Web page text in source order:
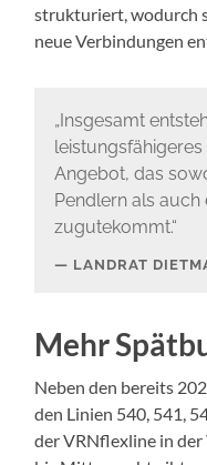
strukturiert, wodurch
neue Verbindungen
„Insgesamt
Angebot, das
Pendlern als auch
zugutekommt.“
LANDRAT
Mehr
Neben den bereits
den Linien 540, 541,
der VRNflexline in der